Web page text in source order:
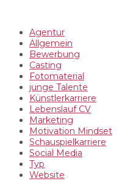
Agentur
Allgemein
Bewerbung
Casting
Fotomaterial
junge Talente
Künstlerkarriere
Lebenslauf CV
Marketing
Motivation Mindset
Schauspielkarriere
Social Media
Typ
Website